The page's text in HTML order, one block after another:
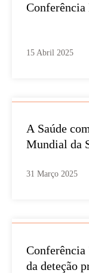
15 Abril 2025
A Saúde
Mundial da
31 Março 2025
Conferência
da deteção